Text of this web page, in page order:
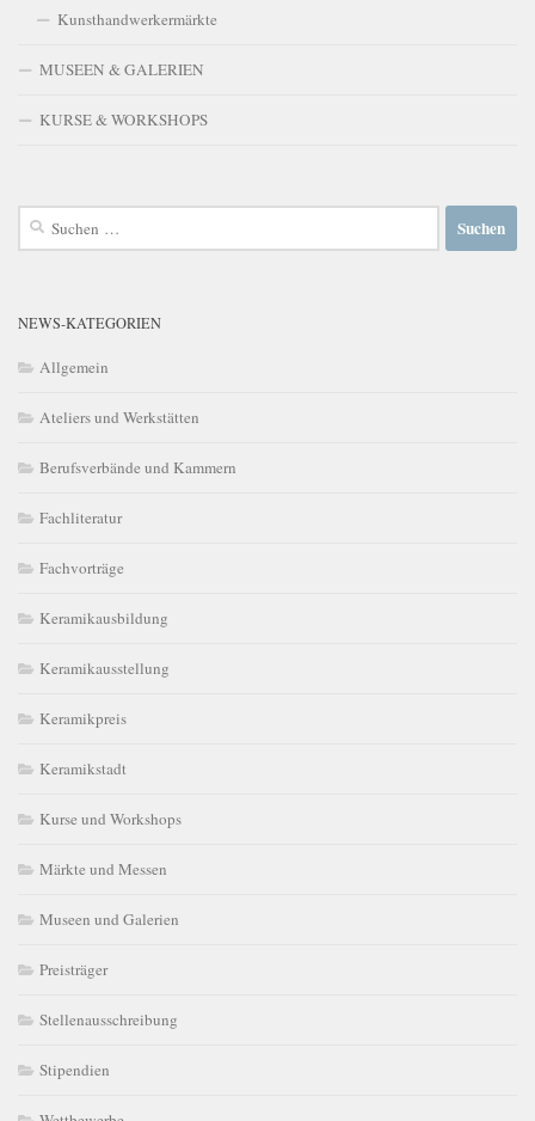
Kunsthandwerkermärkte
MUSEEN & GALERIEN
KURSE & WORKSHOPS
Suchen
NEWS-KATEGORIEN
Allgemein
Ateliers und Werkstätten
Berufsverbände und Kammern
Fachliteratur
Fachvorträge
Keramikausbildung
Keramikausstellung
Keramikpreis
Keramikstadt
Kurse und Workshops
Märkte und Messen
Museen und Galerien
Preisträger
Stellenausschreibung
Stipendien